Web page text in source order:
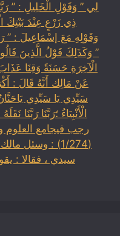
لِي ” وَقَوْلِ الْخَلِيلِ : ”
ذِي زَرْعٍ عِنْدَ بَيْتِكَ
وَقَوْلِهِ مَعَ إسْمَاعِيلَ : ”
” وَكَذَلِكَ قَوْلُ الَّذِينَ
الْآخِرَةِ حَسَنَةً وَقِنَا
عَنْ مَالِك أَنَّهُ قَالَ :
سَيِّدِي يَا سَيِّدِي
الْأَنْبِيَاءُ ؛رَبَّنَا رَبَّنَا
رجب فيجامع العلوم
(1/274) : وسئل
سيدي ، فقالا :